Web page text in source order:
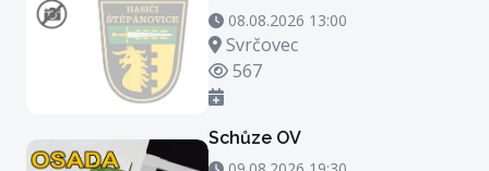
08.08.2026 13:00 - 08.08.2026 14:00
08.08.2026 13:00
Místo konání
Svrčovec
Počet zhlédnutí
567
Schůze OV
09.08.2026 19:30 - 09.08.2026 20:30